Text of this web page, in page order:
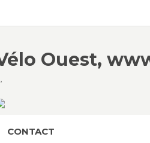
Ouest,
CONTACT